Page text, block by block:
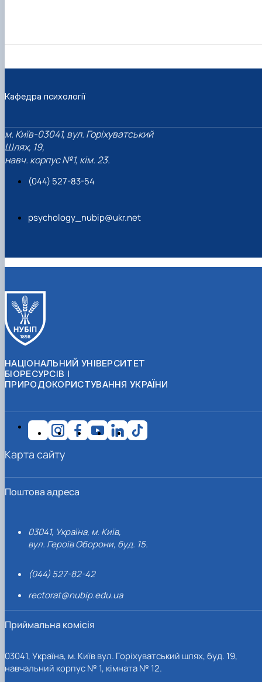
Кафедра психології
м. Київ-03041, вул. Горіхуватський
Шлях, 19,
навч. корпус №1, кім. 23.
(044) 527-83-54
psychology_nubip@ukr.net
НАЦІОНАЛЬНИЙ УНІВЕРСИТЕТ
БІОРЕСУРСІВ І
ПРИРОДОКОРИСТУВАННЯ УКРАЇНИ
Поштова адреса
03041, Україна, м. Київ,
вул. Героїв Оборони, буд. 15.
(044) 527-82-42
rectorat@nubip.edu.ua
Приймальна комісія
03041, Україна, м. Київ вул. Горіхуватський шлях, буд. 19,
навчальний корпус № 1, кімната № 12.
Карта сайту